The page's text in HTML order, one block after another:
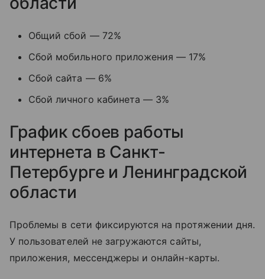
Общий сбой — 72%
Сбой мобильного приложения — 17%
Сбой сайта — 6%
Сбой личного кабинета — 3%
График сбоев работы
интернета в Санкт-
Петербурге и Ленинградской
области
Проблемы в сети фиксируются на протяжении дня.
У пользователей не загружаются сайты,
приложения, мессенджеры и онлайн-карты.